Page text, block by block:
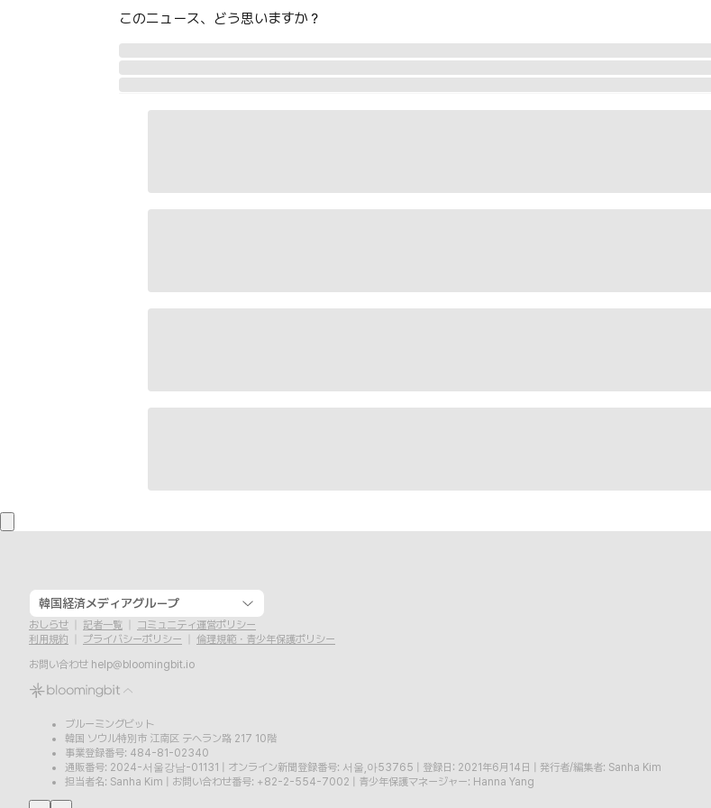
このニュース、どう思いますか？
韓国経済メディアグループ
おしらせ 記者一覧
コミュニティ運営ポリシー
利用規約
プライバシーポリシー
倫理規範・青少年保護ポリシー
お問い合わせ help@bloomingbit.io
ブルーミングビット
韓国 ソウル特別市 江南区 テヘラン路 217 10階
事業登録番号: 484-81-02340
通販番号: 2024-서울강남-01131
オンライン新聞登録番号: 서울,아53765 登録日: 2021年6月14日
発行者/編集者: Sanha Kim
担当者名: Sanha Kim
お問い合わせ番号: +82-2-554-7002 青少年保護マネージャー: Hanna Yang